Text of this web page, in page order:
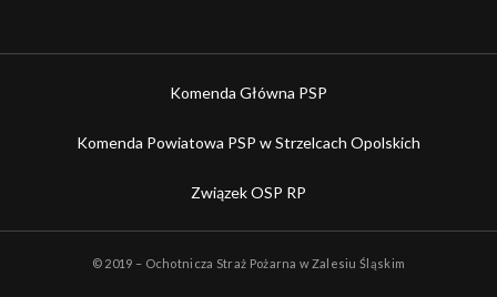
Komenda Główna PSP
Komenda Powiatowa PSP w Strzelcach Opolskich
Związek OSP RP
© 2019 – Ochotnicza Straż Pożarna w Zalesiu Śląskim